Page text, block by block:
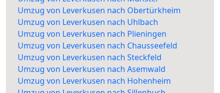
Umzug von Leverkusen nach Obertürkheim
Umzug von Leverkusen nach Uhlbach
Umzug von Leverkusen nach Plieningen
Umzug von Leverkusen nach Chausseefeld
Umzug von Leverkusen nach Steckfeld
Umzug von Leverkusen nach Asemwald
Umzug von Leverkusen nach Hohenheim